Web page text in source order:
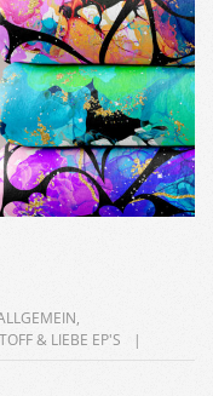
,
& LIEBE EP'S